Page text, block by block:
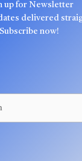
up for Newsletter
delivered
Subscribe now!